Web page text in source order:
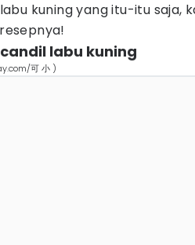
kuning yang itu-itu saja,
labu kuning
可 小 )